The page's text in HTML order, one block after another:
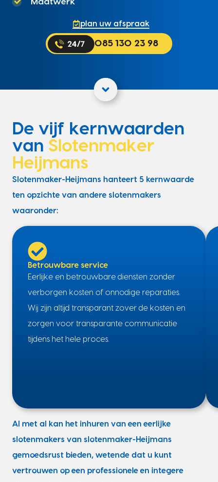
plan uw afspraak
085 130 23 98
De vijf kernwaarden
van Slotenmaker
Heijmans
Slotenmaker-Heijmans hanteert 5 kernwaarde
ten opzichte van andere slotenmakers
waaronder:
Betrouwbare service
Eerlijke en betrouwbare diensten zonder
verborgen kosten of onnodige reparaties.
Wij zijn altijd transparant zover de kosten en
zorgen voor transparante communicatie
tijdens het hele proces.
Al met al kan het inhuren van een eerlijke
slotenmakers van slotenmaker-Heijmans
gemoedsrust bieden, wetende dat u kunt
vertrouwen op een professionele en integere